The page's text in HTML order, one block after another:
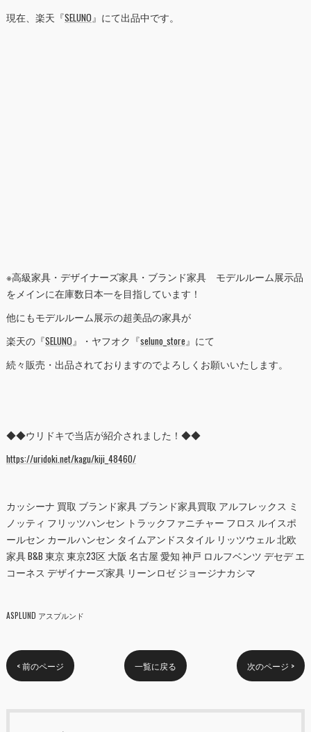
現在、楽天『SELUNO』にて出品中です。
※高級家具・デザイナーズ家具・ブランド家具 モデルルーム展示品
をメインに在庫数日本一を目指しています！
他にもモデルルーム展示の超美品の家具が
楽天の『SELUNO』・ヤフオク『seluno_store』にて
続々販売・出品されておりますのでよろしくお願いいたします。
◆◆ウリドキで当店が紹介されました！◆◆
https://uridoki.net/kagu/kiji_48460/
カッシーナ 買取 ブランド家具 ブランド家具買取 アルフレックス ミ
ノッティ フリッツハンセン トラックファニチャー フロス ルイスポ
ールセン カールハンセン タイムアンドスタイル リッツウェル 北欧
家具 B&B 東京 東京23区 大阪 名古屋 愛知 神戸 ロルフベンツ デセデ エ
コーネス デザイナーズ家具 リーンロゼ ジョージナカシマ
ASPLUND アスプルンド
< 前のページ 一覧に戻る 次のページ >